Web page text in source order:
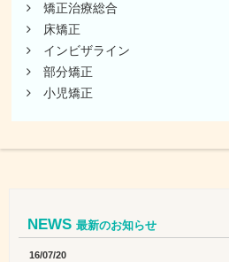
矯正治療総合
床矯正
インビザライン
部分矯正
小児矯正
NEWS 最新のお知らせ
16/07/20